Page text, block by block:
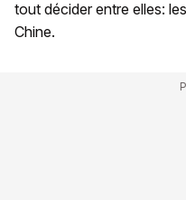
tout décider entre elles:
Chine.